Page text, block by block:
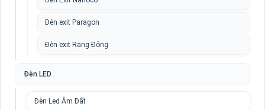
Đèn exit Paragon
Đèn exit Rạng Đông
Đèn LED
Đèn Led Âm Đất